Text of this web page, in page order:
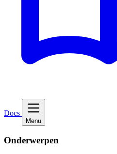
Docs
Menu
Onderwerpen